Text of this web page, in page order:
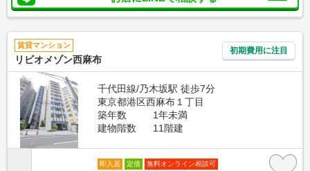
賃貸マンション
リビオメゾン西麻布
初期費用に注目
千代田線/乃木坂駅 徒歩7分
東京都港区西麻布１丁目
築年数
1年未満
建物階数
11階建
即入居 定借 無料オンライン相談可